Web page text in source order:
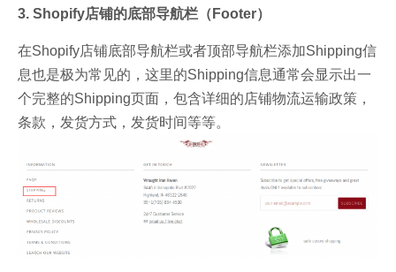
3. Shopify店铺的底部导航栏（Footer）
在Shopify店铺底部导航栏或者顶部导航栏添加Shipping信
息也是极为常见的，这里的Shipping信息通常会显示出一
个完整的Shipping页面，包含详细的店铺物流运输政策，
条款，发货方式，发货时间等等。